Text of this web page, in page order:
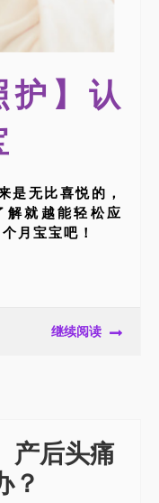
护】认
是无比喜悦的，
解就越能轻松应
月宝宝吧！
继续阅读
产后头痛
？